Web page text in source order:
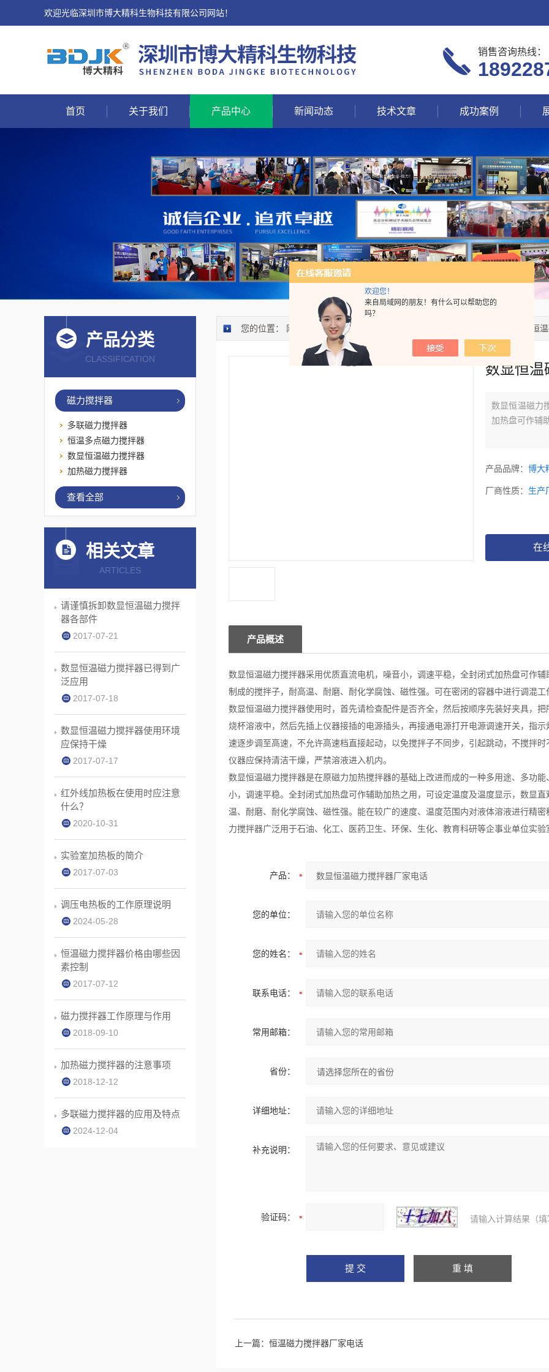
欢迎您！
来自局域网的朋友！有什么可以帮助您的
吗？
欢迎光临深圳市博大精科生物科技有限公司网站！
销售咨询热线：
首页 关于我们 产品中心 新闻动态 技术文章 成功案例
您的位置： 网站首页 >产品中心 > 数显恒
数显恒温
数显恒温磁力
加热盘可作辅
产品品牌： 博大
厂商性质： 生产
在
产品概述
数显恒温磁力搅拌器采用优质直流电机，噪音小，调速平稳，全封闭式加热盘可作
制成的搅拌子，耐高温、耐磨、耐化学腐蚀、磁性强。可在密闭的容器中进行调混
数显恒温磁力搅拌器使用时，首先请检查配件是否齐全，然后按顺序先装好夹具，
烧杯溶液中，然后先插上仪器接插的电源插头，再接通电源打开电源调速开关，指
速逐步调至高速，不允许高速档直接起动，以免搅拌子不同步，引起跳动，不搅拌
仪器应保持清洁干燥，严禁溶液进入机内。
数显恒温磁力搅拌器是在原磁力加热搅拌器的基础上改进而成的一种多用途、多功
小，调速平稳。全封闭式加热盘可作辅助加热之用，可设定温度及温度显示，数显
温、耐磨、耐化学腐蚀、磁性强。能在较广的速度、温度范围内对液体溶液进行精
力搅拌器广泛用于石油、化工、医药卫生、环保、生化、教育科研等企事业单位实验
产品：
您的单位：
您的姓名：
联系电话：
常用邮箱：
省份：
详细地址：
补充说明：
验证码： 请输入计算结果（
上一篇： 恒温磁力搅拌器厂家电话
产品分类
CLASSIFICATION
磁力搅拌器
多联磁力搅拌器
恒温多点磁力搅拌器
数显恒温磁力搅拌器
加热磁力搅拌器
查看全部
相关文章
ARTICLES
请谨慎拆卸数显恒温磁力搅拌
器各部件
2017-07-21
数显恒温磁力搅拌器已得到广
泛应用
2017-07-18
数显恒温磁力搅拌器使用环境
应保持干燥
2017-07-17
红外线加热板在使用时应注意
什么？
2020-10-31
实验室加热板的简介
2017-07-03
调压电热板的工作原理说明
2024-05-28
恒温磁力搅拌器价格由哪些因
素控制
2017-07-12
磁力搅拌器工作原理与作用
2018-09-10
加热磁力搅拌器的注意事项
2018-12-12
多联磁力搅拌器的应用及特点
2024-12-04